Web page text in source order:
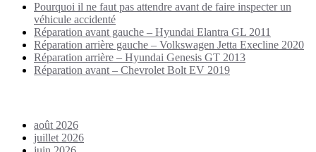
Pourquoi il ne faut pas attendre avant de faire inspecter un
véhicule accidenté
Réparation avant gauche – Hyundai Elantra GL 2011
Réparation arrière gauche – Volkswagen Jetta Execline 2020
Réparation arrière – Hyundai Genesis GT 2013
Réparation avant – Chevrolet Bolt EV 2019
août 2026
juillet 2026